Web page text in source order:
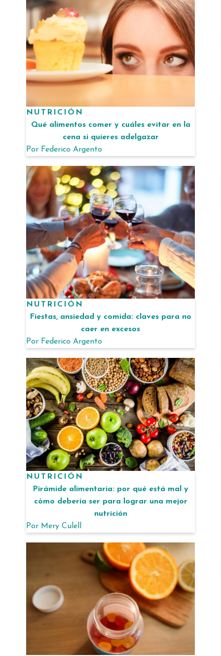
NUTRICIÓN
Qué alimentos comer y cuáles evitar en la
cena si quieres adelgazar
Por Federico Argento
NUTRICIÓN
Fiestas, ansiedad y comida: claves para no
caer en excesos
Por Federico Argento
NUTRICIÓN
Pirámide alimentaria: por qué está mal y
cómo debería ser para lograr una mejor
nutrición
Por Mery Culell